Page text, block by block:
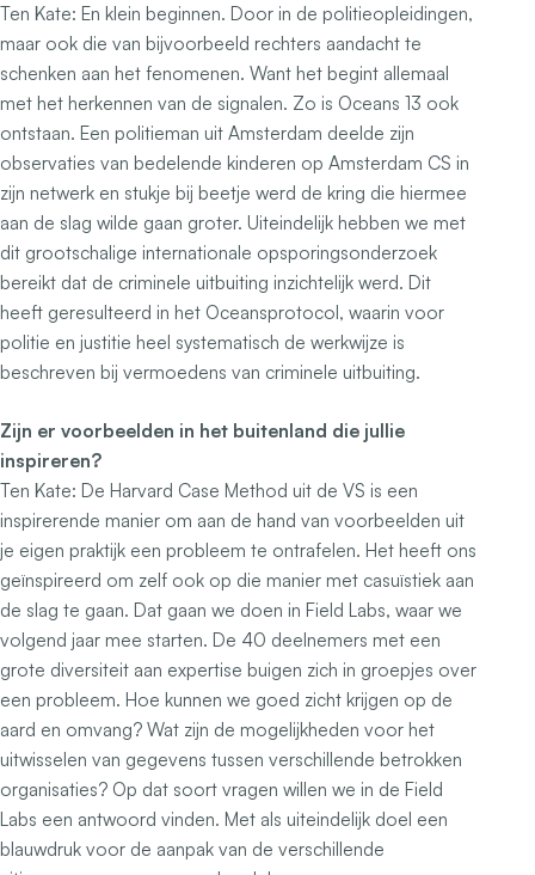
Ten Kate: En klein beginnen. Door in de politieopleidingen,
maar ook die van bijvoorbeeld rechters aandacht te
schenken aan het fenomenen. Want het begint allemaal
met het herkennen van de signalen. Zo is Oceans 13 ook
ontstaan. Een politieman uit Amsterdam deelde zijn
observaties van bedelende kinderen op Amsterdam CS in
zijn netwerk en stukje bij beetje werd de kring die hiermee
aan de slag wilde gaan groter. Uiteindelijk hebben we met
dit grootschalige internationale opsporingsonderzoek
bereikt dat de criminele uitbuiting inzichtelijk werd. Dit
heeft geresulteerd in het Oceansprotocol, waarin voor
politie en justitie heel systematisch de werkwijze is
beschreven bij vermoedens van criminele uitbuiting.
Zijn er voorbeelden in het buitenland die jullie
inspireren?
Ten Kate: De Harvard Case Method uit de VS is een
inspirerende manier om aan de hand van voorbeelden uit
je eigen praktijk een probleem te ontrafelen. Het heeft ons
geïnspireerd om zelf ook op die manier met casuïstiek aan
de slag te gaan. Dat gaan we doen in Field Labs, waar we
volgend jaar mee starten. De 40 deelnemers met een
grote diversiteit aan expertise buigen zich in groepjes over
een probleem. Hoe kunnen we goed zicht krijgen op de
aard en omvang? Wat zijn de mogelijkheden voor het
uitwisselen van gegevens tussen verschillende betrokken
organisaties? Op dat soort vragen willen we in de Field
Labs een antwoord vinden. Met als uiteindelijk doel een
blauwdruk voor de aanpak van de verschillende